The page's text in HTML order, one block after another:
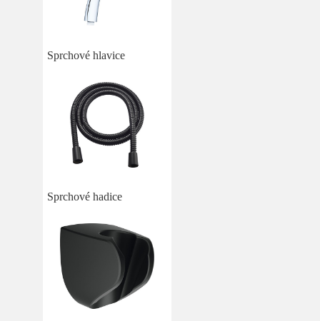
Sprchové hlavice
Sprchové hadice